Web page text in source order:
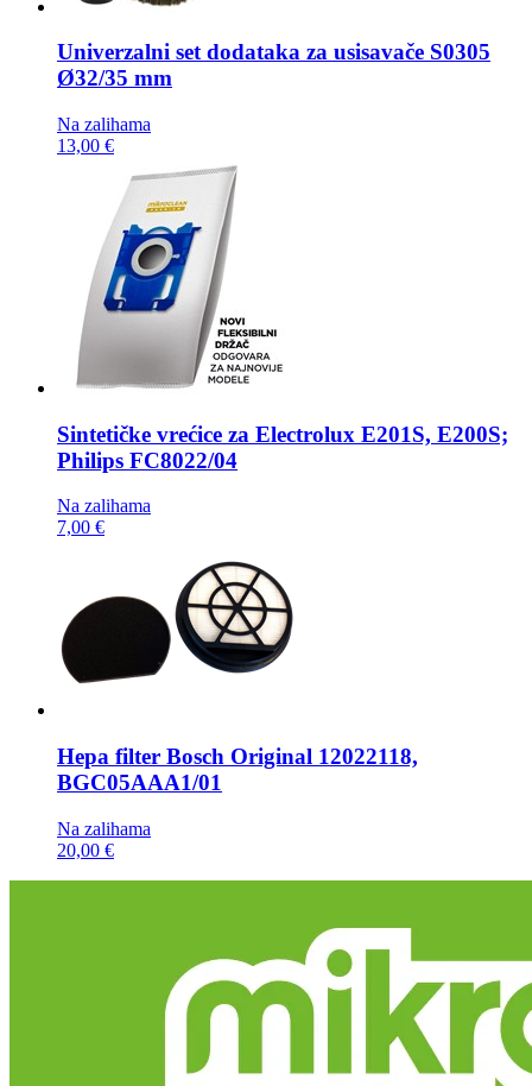
Univerzalni set dodataka za usisavače S0305
Ø32/35 mm
Na zalihama
13,00 €
Sintetičke vrećice za Electrolux E201S, E200S;
Philips FC8022/04
Na zalihama
7,00 €
Hepa filter Bosch Original 12022118,
BGC05AAA1/01
Na zalihama
20,00 €